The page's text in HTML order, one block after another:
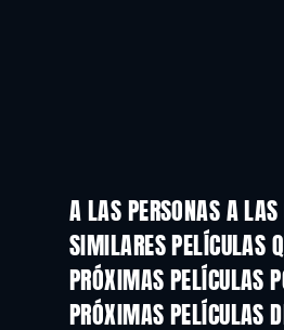
A LAS PERSONAS A LAS
SIMILARES PELÍCULAS
PRÓXIMAS PELÍCULAS
PRÓXIMAS PELÍCULAS